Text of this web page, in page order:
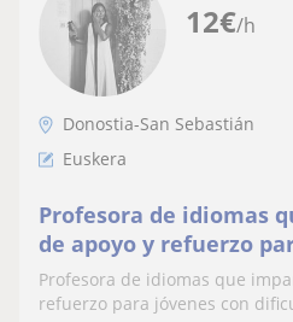
12€/h
Donostia-San Sebastián
Euskera
Profesora de idiomas
de apoyo y refuerzo
dificultades de
Profesora de idiomas que
refuerzo para jóvenes con